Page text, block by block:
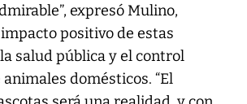
expresó Mulino,
positivo de estas
salud pública y el control
domésticos. “El